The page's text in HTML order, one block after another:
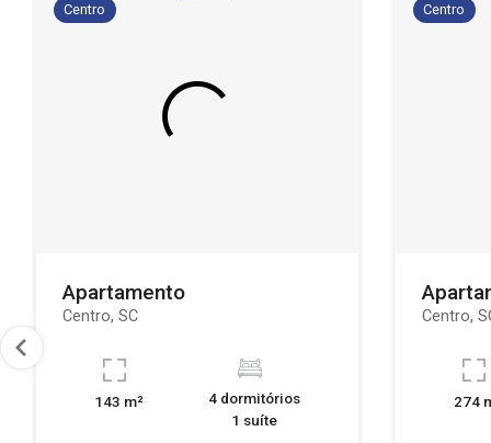
Centro
Apartamento
Centro, SC
143 m²
4 dormitórios
1 suíte
Centro
Centro,
274